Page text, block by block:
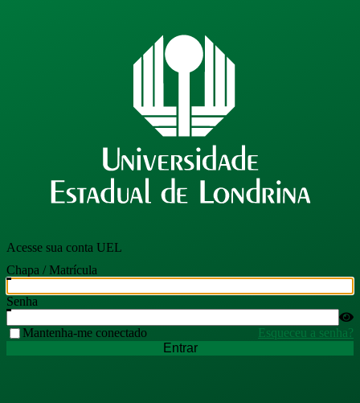
Acesse sua conta UEL
Chapa / Matrícula
Senha
Mantenha-me conectado
Esqueceu a senha?
Entrar